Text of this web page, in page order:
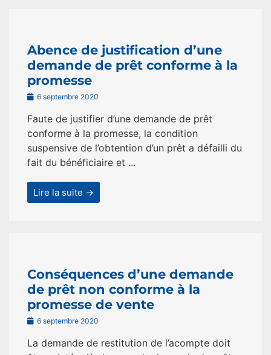
Abence de justification d’une
demande de prêt conforme à la
promesse
6 septembre 2020
Faute de justifier d’une demande de prêt
conforme à la promesse, la condition
suspensive de l’obtention d’un prêt a défailli du
fait du bénéficiaire et ...
Lire la suite →
Conséquences d’une demande
de prêt non conforme à la
promesse de vente
6 septembre 2020
La demande de restitution de l’acompte doit